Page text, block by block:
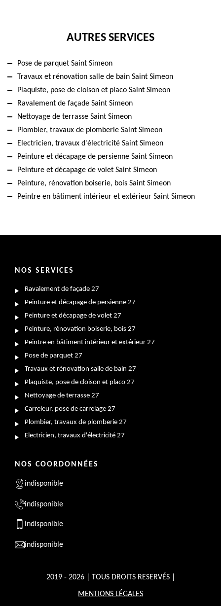
AUTRES SERVICES
Pose de parquet Saint Simeon
Travaux et rénovation salle de bain Saint Simeon
Plaquiste, pose de cloison et placo Saint Simeon
Ravalement de façade Saint Simeon
Nettoyage de terrasse Saint Simeon
Plombier, travaux de plomberie Saint Simeon
Electricien, travaux d'électricité Saint Simeon
Peinture et décapage de persienne Saint Simeon
Peinture et décapage de volet Saint Simeon
Peinture, rénovation boiserie, bois Saint Simeon
Peintre en bâtiment intérieur et extérieur Saint Simeon
NOS SERVICES
Ravalement de façade 27
Peinture et décapage de persienne 27
Peinture et décapage de volet 27
Peinture, rénovation boiserie, bois 27
Peintre en bâtiment intérieur et extérieur 27
Pose de parquet 27
Travaux et rénovation salle de bain 27
Plaquiste, pose de cloison et placo 27
Nettoyage de terrasse 27
Carreleur, pose de carrelage 27
Plombier, travaux de plomberie 27
Electricien, travaux d'électricité 27
NOS COORDONNÉES
indisponible
indisponible
indisponible
indisponible
2019 - 2026 | TOUS DROITS RESERVÉS |
MENTIONS LÉGALES